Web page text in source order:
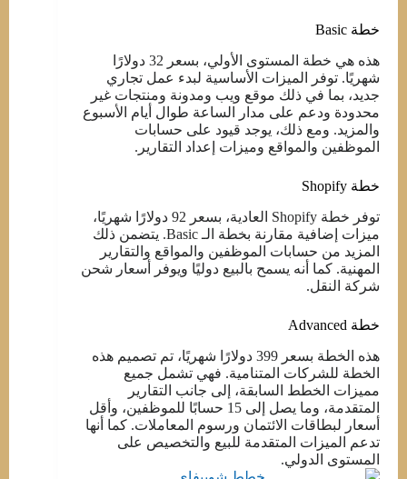
خطة Basic
هذه هي خطة المستوى الأولي، بسعر 32 دولارًا
شهريًا. توفر الميزات الأساسية لبدء عمل تجاري
جديد، بما في ذلك موقع ويب ومدونة ومنتجات غير
محدودة ودعم على مدار الساعة طوال أيام الأسبوع
والمزيد. ومع ذلك، يوجد قيود على حسابات
الموظفين والمواقع وميزات إعداد التقارير.
خطة Shopify
توفر خطة Shopify العادية، بسعر 92 دولارًا شهريًا،
ميزات إضافية مقارنة بخطة الـ Basic. يتضمن ذلك
المزيد من حسابات الموظفين والمواقع والتقارير
المهنية. كما أنه يسمح بالبيع دوليًا ويوفر أسعار شحن
شركة النقل.
خطة Advanced
هذه الخطة بسعر 399 دولارًا شهريًا، تم تصميم هذه
الخطة للشركات المتنامية. فهي تشمل جميع
مميزات الخطط السابقة، إلى جانب التقارير
المتقدمة، وما يصل إلى 15 حسابًا للموظفين، وأقل
أسعار لبطاقات الائتمان ورسوم المعاملات. كما أنها
تدعم الميزات المتقدمة للبيع والتخصيص على
المستوى الدولي.